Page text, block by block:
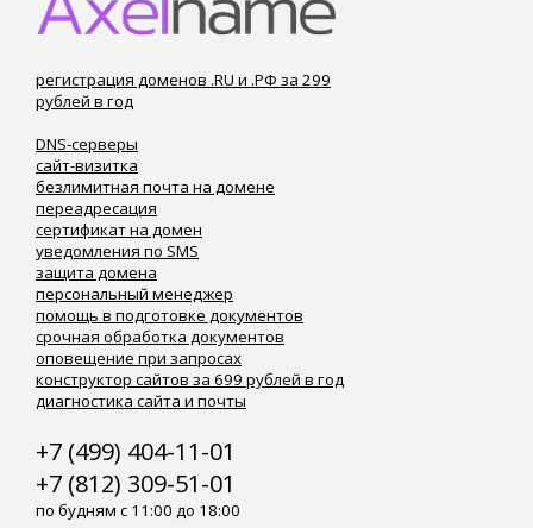
регистрация доменов .RU и .РФ за 299
рублей в год
DNS-серверы
сайт-визитка
безлимитная почта на домене
переадресация
сертификат на домен
уведомления по SMS
защита домена
персональный менеджер
помощь в подготовке документов
срочная обработка документов
оповещение при запросах
конструктор сайтов за 699 рублей в год
диагностика сайта и почты
+7 (499) 404-11-01
+7 (812) 309-51-01
по будням с 11:00 до 18:00